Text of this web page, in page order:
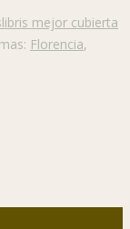
mejor cubierta
Florencia,